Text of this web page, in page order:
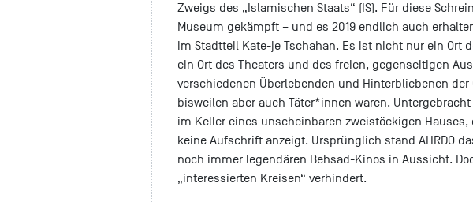
Zweigs des „Islamischen Staats“ (IS). Für diese
Museum gekämpft – und es 2019 endlich auch
im Stadtteil Kate-je Tschahan. Es ist nicht nur ein Ort
ein Ort des Theaters und des freien, gegenseitigen
verschiedenen Überlebenden und Hinterbliebenen der
bisweilen aber auch Täter*innen waren.
im Keller eines unscheinbaren zweistöckigen
keine Aufschrift anzeigt. Ursprünglich stand AHRDO
noch immer legendären Behsad-Kinos in Aussicht.
„interessierten Kreisen“ verhindert.